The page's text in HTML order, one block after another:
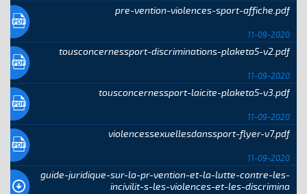
pre-vention-violences-sport-affiche.pdf
11-09-2020
tousconcernessport-discriminations-plaketa5-v2.pdf
11-09-2020
tousconcernessport-laicite-plaketa5-v3.pdf
11-09-2020
violencessexuellesdanssport-flyer-v7.pdf
11-09-2020
guide-juridique-sur-la-pr-vention-et-la-lutte-contre-les-
incivilit-s-les-violences-et-les-discrimina